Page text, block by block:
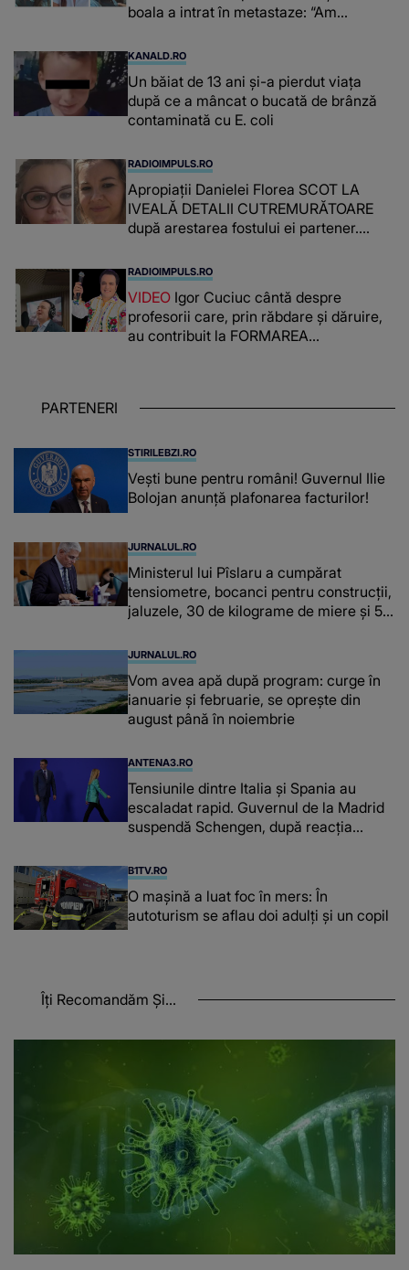
boala a intrat în metastaze: “Am
KANALD.RO
Un băiat de 13 ani și-a pierdut viața
după ce a mâncat o bucată de brânză
contaminată cu E. coli
RADIOIMPULS.RO
Apropiații Danielei Florea SCOT LA
IVEALĂ DETALII CUTREMURĂTOARE
după arestarea fostului ei partener.
românca ucisă în Italia și ascunsă în
lada unui pat: " Îmi pare rău că nu am
reușit să fac mai mult pentru ea și..."
RADIOIMPULS.RO
VIDEO Igor Cuciuc cântă despre
profesorii care, prin răbdare și dăruire,
au contribuit la FORMAREA
chiar și după trecerea anilor: "De
PARTENERI
STIRILEBZI.RO
Vești bune pentru români! Guvernul Ilie
Bolojan anunță plafonarea facturilor!
JURNALUL.RO
Ministerul lui Pîslaru a cumpărat
tensiometre, bocanci pentru construcții,
jaluzele, 30 de kilograme de miere și 50
JURNALUL.RO
Vom avea apă după program: curge în
ianuarie și februarie, se oprește din
august până în noiembrie
ANTENA3.RO
Tensiunile dintre Italia și Spania au
escaladat rapid. Guvernul de la Madrid
suspendă Schengen, după reacția
B1TV.RO
O maşină a luat foc în mers: În
autoturism se aflau doi adulți și un copil
Îți Recomandăm Și...